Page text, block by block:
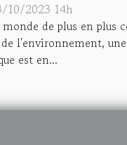
10/2023 14h
de plus en plus
l'environnement,
est en...